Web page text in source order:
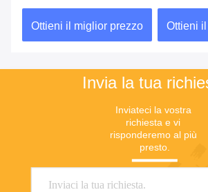
vetro anteriore del
deposito
Ottieni il miglior prezzo Ottieni
Invia la tua
Inviateci la vostra
richiesta e vi
risponderemo al più
presto.